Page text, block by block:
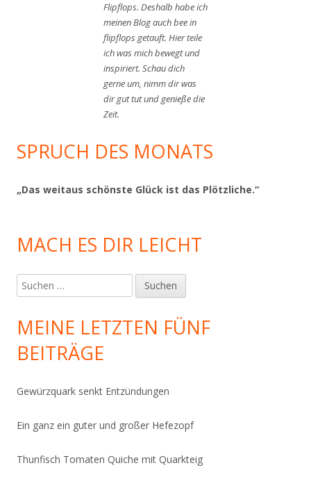
Flipflops. Deshalb habe ich
meinen Blog auch bee in
flipflops getauft. Hier teile
ich was mich bewegt und
inspiriert. Schau dich
gerne um, nimm dir was
dir gut tut und genieße die
Zeit.
SPRUCH DES MONATS
„Das weitaus schönste Glück ist das Plötzliche.“
MACH ES DIR LEICHT
Suchen
nach:
MEINE LETZTEN FÜNF
BEITRÄGE
Gewürzquark senkt Entzündungen
Ein ganz ein guter und großer Hefezopf
Thunfisch Tomaten Quiche mit Quarkteig